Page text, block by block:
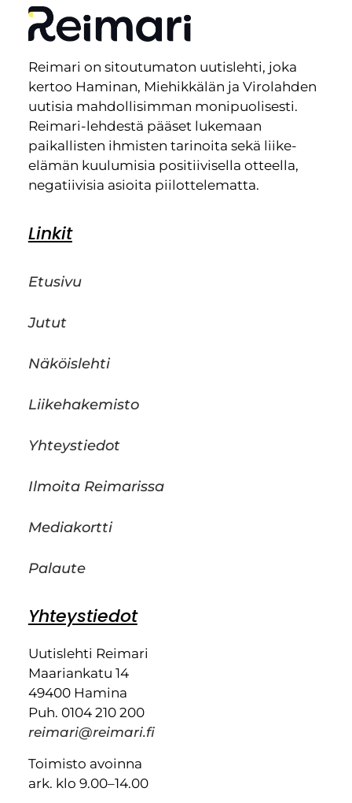
Reimari on sitoutumaton uutislehti, joka
kertoo Haminan, Miehikkälän ja Virolahden
uutisia mahdollisimman monipuolisesti.
Reimari-lehdestä pääset lukemaan
paikallisten ihmisten tarinoita sekä liike-
elämän kuulumisia positiivisella otteella,
negatiivisia asioita piilottelematta.
Linkit
Etusivu
Jutut
Näköislehti
Liikehakemisto
Yhteystiedot
Ilmoita Reimarissa
Mediakortti
Palaute
Yhteystiedot
Uutislehti Reimari
Maariankatu 14
49400 Hamina
Puh. 0104 210 200
reimari@reimari.fi
Toimisto avoinna
ark. klo 9.00–14.00